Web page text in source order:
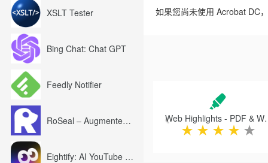
XSLT Tester
Bing Chat: Chat GPT
Feedly Notifier
RoSeal – Augmented Roblox Experience
Eightify: AI YouTube Summary with ChatGPT
如果您尚未使用 Acrobat DC
Web
★ ★ ★ ★ ★